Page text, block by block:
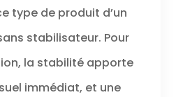
type de produit d’un
stabilisateur. Pour
la stabilité apporte
immédiat, et une